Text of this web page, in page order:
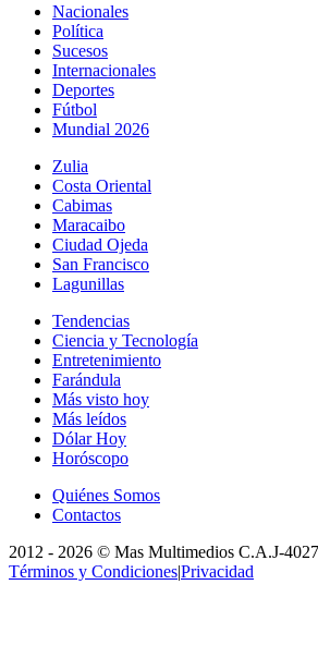
Nacionales
Política
Sucesos
Internacionales
Deportes
Fútbol
Mundial 2026
Zulia
Costa Oriental
Cabimas
Maracaibo
Ciudad Ojeda
San Francisco
Lagunillas
Tendencias
Ciencia y Tecnología
Entretenimiento
Farándula
Más visto hoy
Más leídos
Dólar Hoy
Horóscopo
Quiénes Somos
Contactos
2012 - 2026 © Mas Multimedios C.A.J-
Términos y Condiciones|Privacidad